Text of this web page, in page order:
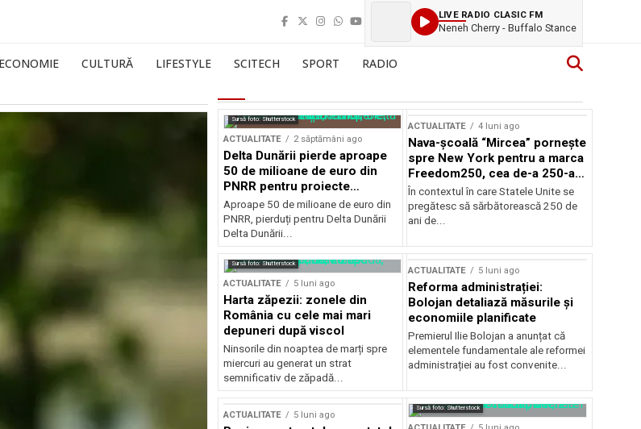
LIVE RADIO CLASIC FM
Neneh Cherry - Buffalo Stance
ECONOMIE CULTURĂ LIFESTYLE SCITECH SPORT RADIO
Sursă foto: Shutterstock
ACTUALITATE 2 săptămâni ago
Delta Dunării pierde aproape
50 de milioane de euro din
PNRR pentru proiecte
esențiale
Aproape 50 de milioane de euro din
PNRR, pierduți pentru Delta Dunării
Delta Dunării...
ACTUALITATE 4 luni ago
Nava-școală “Mircea” pornește
spre New York pentru a marca
Freedom250, cea de-a 250-a
aniversare a Statelor Unite
În contextul în care Statele Unite se
pregătesc să sărbătorească 250 de
ani de...
Sursă foto: Shutterstock
ACTUALITATE 5 luni ago
Harta zăpezii: zonele din
România cu cele mai mari
depuneri după viscol
Ninsorile din noaptea de marți spre
miercuri au generat un strat
semnificativ de zăpadă...
ACTUALITATE 5 luni ago
Reforma administrației:
Bolojan detaliază măsurile și
economiile planificate
Premierul Ilie Bolojan a anunțat că
elementele fundamentale ale reformei
administrației au fost convenite...
ACTUALITATE 5 luni ago
Sursă foto: Shutterstock